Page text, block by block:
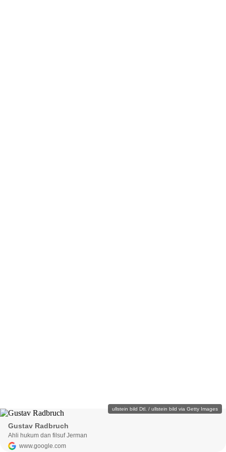
ullstein bild Dtl. / ullstein bild via Getty Images
Gustav Radbruch
Ahli hukum dan filsuf Jerman
www.google.com